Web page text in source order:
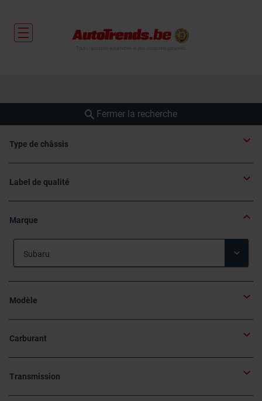
Fermer la recherche
Type de châssis
Label de qualité
Marque
Modèle
Carburant
Transmission